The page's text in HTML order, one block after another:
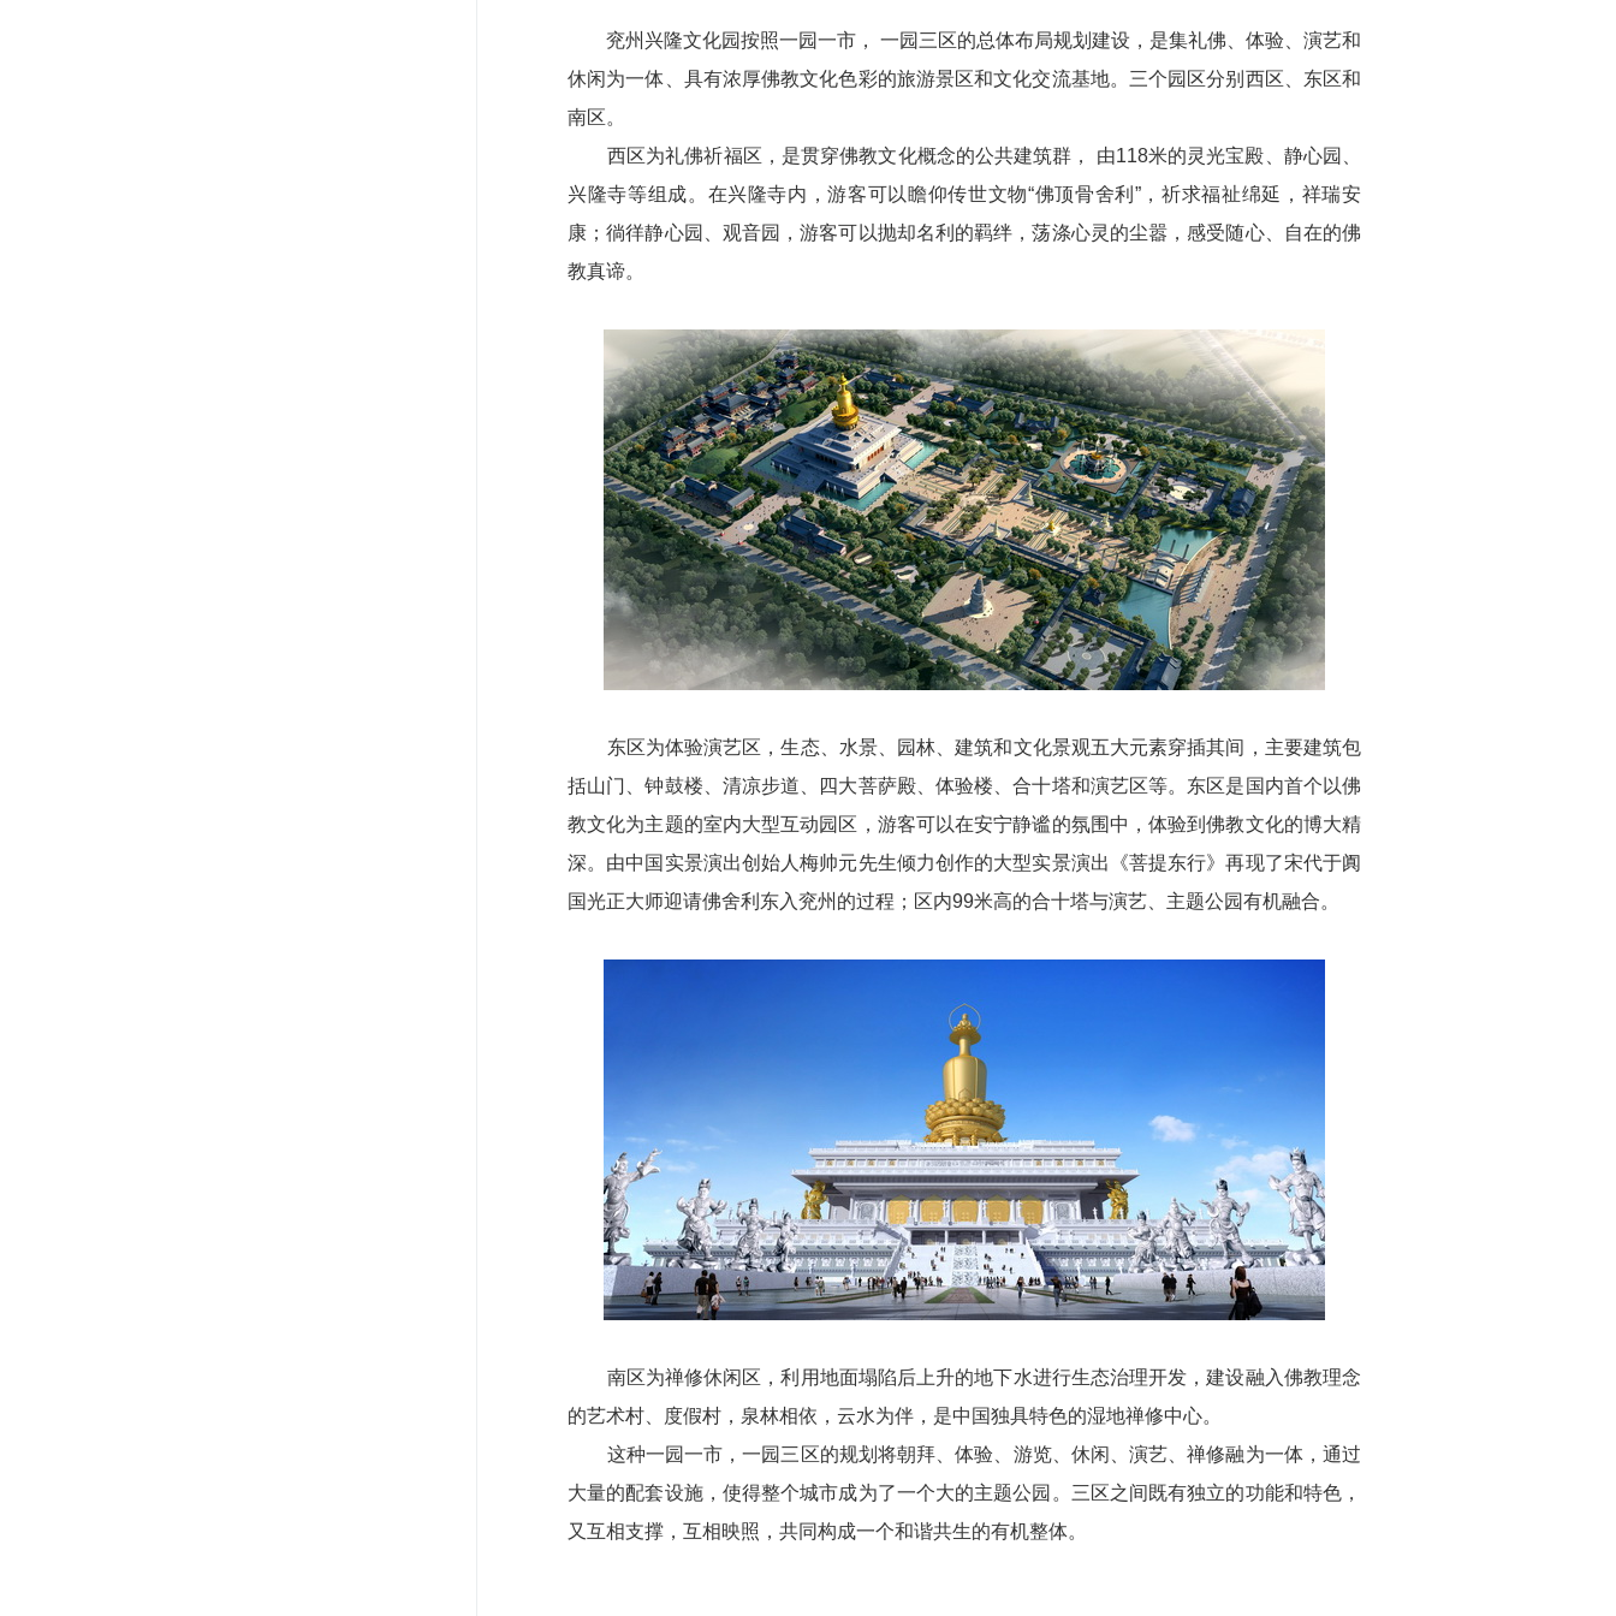
兖州兴隆文化园按照一园一市， 一园三区的总体布局规划建设，是集礼佛、体验、演艺和
休闲为一体、具有浓厚佛教文化色彩的旅游景区和文化交流基地。三个园区分别西区、东区和
南区。
西区为礼佛祈福区，是贯穿佛教文化概念的公共建筑群， 由118米的灵光宝殿、静心园、
兴隆寺等组成。在兴隆寺内，游客可以瞻仰传世文物“佛顶骨舍利”，祈求福祉绵延，祥瑞安
康；徜徉静心园、观音园，游客可以抛却名利的羁绊，荡涤心灵的尘嚣，感受随心、自在的佛
教真谛。
东区为体验演艺区，生态、水景、园林、建筑和文化景观五大元素穿插其间，主要建筑包
括山门、钟鼓楼、清凉步道、四大菩萨殿、体验楼、合十塔和演艺区等。东区是国内首个以佛
教文化为主题的室内大型互动园区，游客可以在安宁静谧的氛围中，体验到佛教文化的博大精
深。由中国实景演出创始人梅帅元先生倾力创作的大型实景演出《菩提东行》再现了宋代于阗
国光正大师迎请佛舍利东入兖州的过程；区内99米高的合十塔与演艺、主题公园有机融合。
南区为禅修休闲区，利用地面塌陷后上升的地下水进行生态治理开发，建设融入佛教理念
的艺术村、度假村，泉林相依，云水为伴，是中国独具特色的湿地禅修中心。
这种一园一市，一园三区的规划将朝拜、体验、游览、休闲、演艺、禅修融为一体，通过
大量的配套设施，使得整个城市成为了一个大的主题公园。三区之间既有独立的功能和特色，
又互相支撑，互相映照，共同构成一个和谐共生的有机整体。